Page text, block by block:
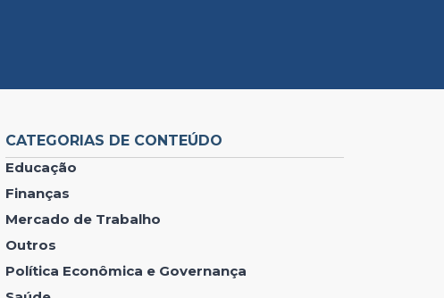
CATEGORIAS DE CONTEÚDO
Educação
Finanças
Mercado de Trabalho
Outros
Política Econômica e Governança